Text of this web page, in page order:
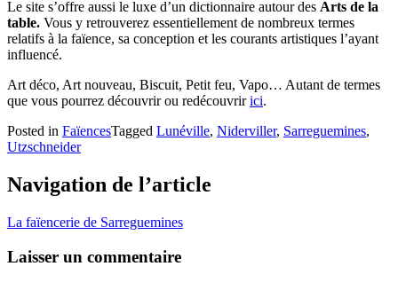
Le site s’offre aussi le luxe d’un dictionnaire autour des Arts de la
table. Vous y retrouverez essentiellement de nombreux termes
relatifs à la faïence, sa conception et les courants artistiques l’ayant
influencé.
Art déco, Art nouveau, Biscuit, Petit feu, Vapo… Autant de termes
que vous pourrez découvrir ou redécouvririci.
Posted in FaïencesTagged Lunéville, Niderviller, Sarreguemines,
Utzschneider
Navigation de l’article
La faïencerie de Sarreguemines
Laisser un commentaire